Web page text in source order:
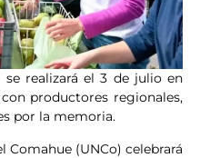
se realizará el 3 de julio en
productores regionales,
por la memoria.
Comahue (UNCo) celebrará